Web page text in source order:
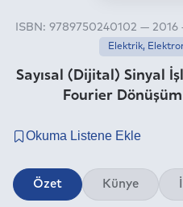
Sayısal (Dijital) Sinyal
Fourier
ISBN: 9789750240102 — 2016
Elektrik,
Özet Künye